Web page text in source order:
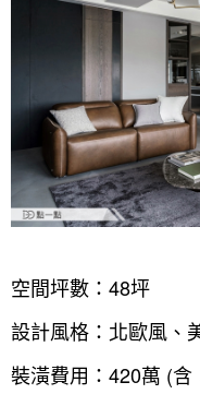
空間坪數：48坪
設計風格：北歐風、
裝潢費用：420萬 (